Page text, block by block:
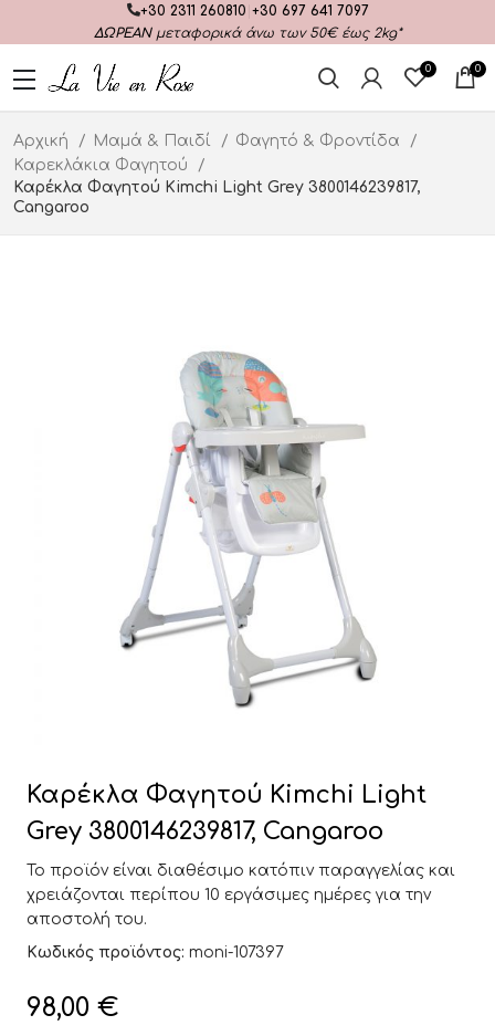
+30 2311 260810 +30 697 641 7097
ΔΩΡΕΑΝμεταφορικά άνω των 50€ έως 2kg*
0 0
Αρχική Μαμά & Παιδί
Φαγητό & Φροντίδα
Καρεκλάκια Φαγητού
Καρέκλα Φαγητού Kimchi Light Grey 3800146239817,
Cangaroo
Καρέκλα Φαγητού Kimchi Light
Grey 3800146239817, Cangaroo
Το προϊόν είναι διαθέσιμο κατόπιν παραγγελίας και
χρειάζονται περίπου 10 εργάσιμες ημέρες για την
αποστολή του.
Κωδικός προϊόντος: moni-107397
98,00 €